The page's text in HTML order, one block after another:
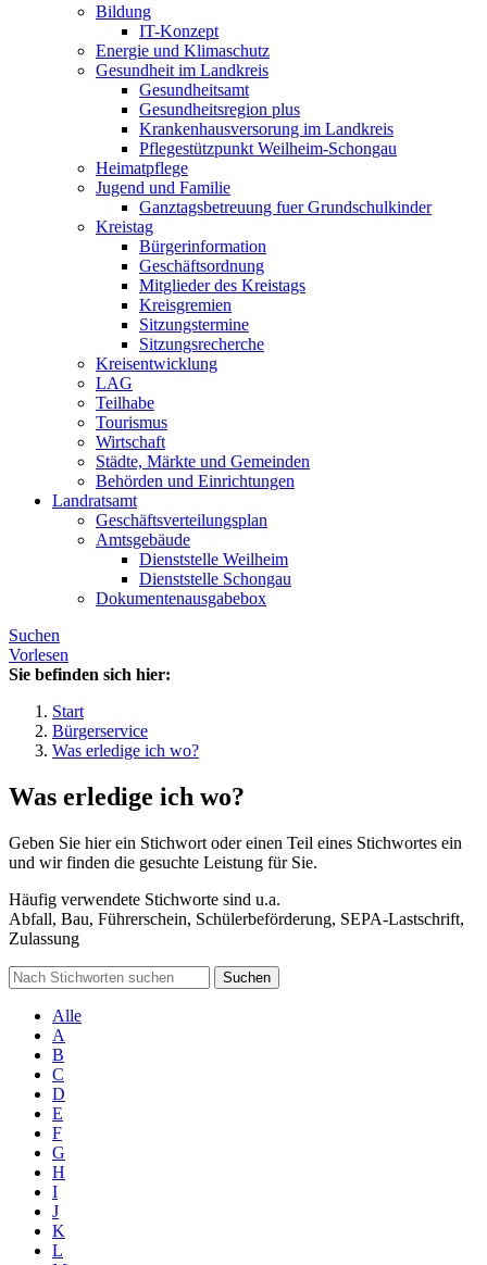
Bildung
IT-Konzept
Energie und Klimaschutz
Gesundheit im Landkreis
Gesundheitsamt
Gesundheitsregion plus
Krankenhausversorung im Landkreis
Pflegestützpunkt Weilheim-Schongau
Heimatpflege
Jugend und Familie
Ganztagsbetreuung fuer Grundschulkinder
Kreistag
Bürgerinformation
Geschäftsordnung
Mitglieder des Kreistags
Kreisgremien
Sitzungstermine
Sitzungsrecherche
Kreisentwicklung
LAG
Teilhabe
Tourismus
Wirtschaft
Städte, Märkte und Gemeinden
Behörden und Einrichtungen
Landratsamt
Geschäftsverteilungsplan
Amtsgebäude
Dienststelle Weilheim
Dienststelle Schongau
Dokumentenausgabebox
Suchen
Vorlesen
Sie befinden sich hier:
Start
Bürgerservice
Was erledige ich wo?
Was erledige ich wo?
Geben Sie hier ein Stichwort oder einen Teil eines Stichwortes ein
und wir finden die gesuchte Leistung für Sie.
Häufig verwendete Stichworte sind u.a.
Abfall, Bau, Führerschein, Schülerbeförderung, SEPA-Lastschrift,
Zulassung
Suchen
Alle
A
B
C
D
E
F
G
H
I
J
K
L